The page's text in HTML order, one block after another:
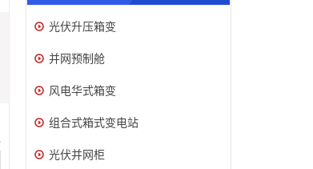
光伏升压箱变
并网预制舱
风电华式箱变
组合式箱式变电站
光伏并网柜